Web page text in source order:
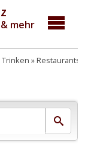
mehr
Restaurants,